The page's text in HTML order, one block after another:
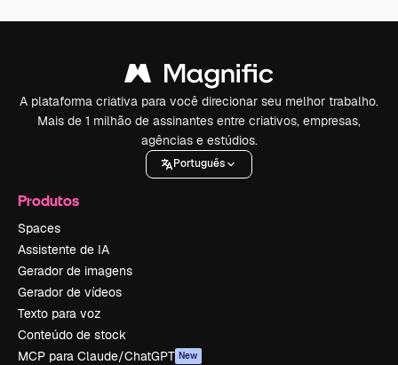
A plataforma criativa para você direcionar seu melhor trabalho.
Mais de 1 milhão de assinantes entre criativos, empresas,
agências e estúdios.
Português
Produtos
Spaces
Assistente de IA
Gerador de imagens
Gerador de vídeos
Texto para voz
Conteúdo de stock
MCP para Claude/ChatGPT New